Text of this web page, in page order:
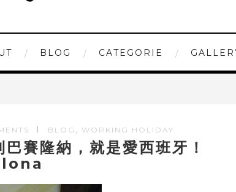
BLOG CATEGORIE
BLOG , WORKING HOLIDAY
賽隆納，就是愛西班牙！